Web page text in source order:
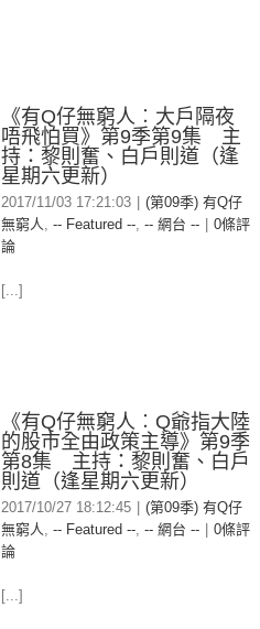
《有Q仔無窮人︰大戶隔夜
唔飛怕買》第9季第9集 主
持：黎則奮、白戶則道（逢
星期六更新）
2017/11/03 17:21:03
(第09季) 有Q仔
無窮人, -- Featured --, -- 網台 --
0條評
論
[...]
《有Q仔無窮人︰Q爺指大陸
的股市全由政策主導》第9季
第8集 主持：黎則奮、白戶
則道（逢星期六更新）
2017/10/27 18:12:45
(第09季) 有Q仔
無窮人, -- Featured --, -- 網台 --
0條評
論
[...]